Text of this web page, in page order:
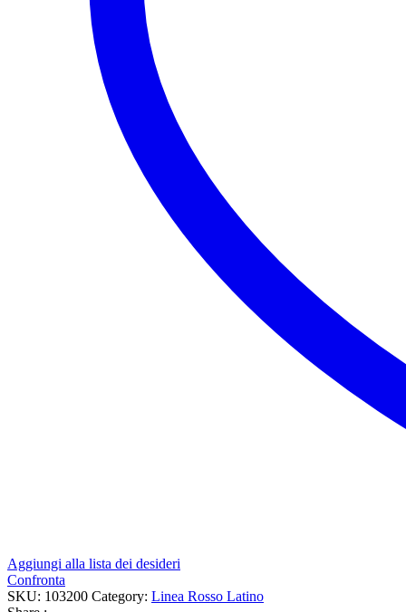
Aggiungi alla lista dei desideri
Confronta
SKU: 103200 Category: Linea Rosso Latino